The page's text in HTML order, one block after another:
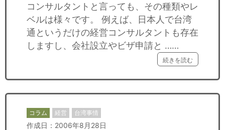
コンサルタントと言っても、その種類やレ
ベルは様々です。 例えば、日本人で台湾
通というだけの経営コンサルタントも存在
しますし、会社設立やビザ申請と ……
続きを読む
コラム 経営 台湾事情
作成日：2006年8月28日